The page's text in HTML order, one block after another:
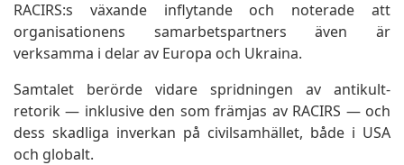
RACIRS:s växande inflytande och noterade att
organisationens samarbetspartners även är
verksamma i delar av Europa och Ukraina.
Samtalet berörde vidare spridningen av antikult-
retorik — inklusive den som främjas av RACIRS — och
dess skadliga inverkan på civilsamhället, både i USA
och globalt.